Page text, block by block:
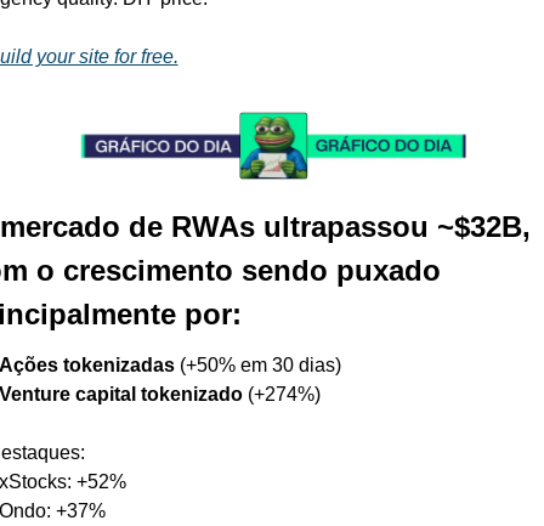
your site for free.
de RWAs ultrapassou ~$32B,
o crescimento sendo puxado
por:
tokenizadas (+50% em 30 dias)
capital tokenizado (+274%)
+52%
+37%